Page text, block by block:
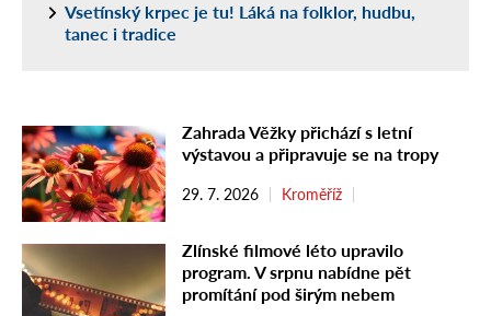
Vsetínský krpec je tu! Láká na folklor, hudbu,
tanec i tradice
Zahrada Věžky přichází s letní
výstavou a připravuje se na tropy
29. 7. 2026 Kroměříž
Zlínské filmové léto upravilo
program. V srpnu nabídne pět
promítání pod širým nebem